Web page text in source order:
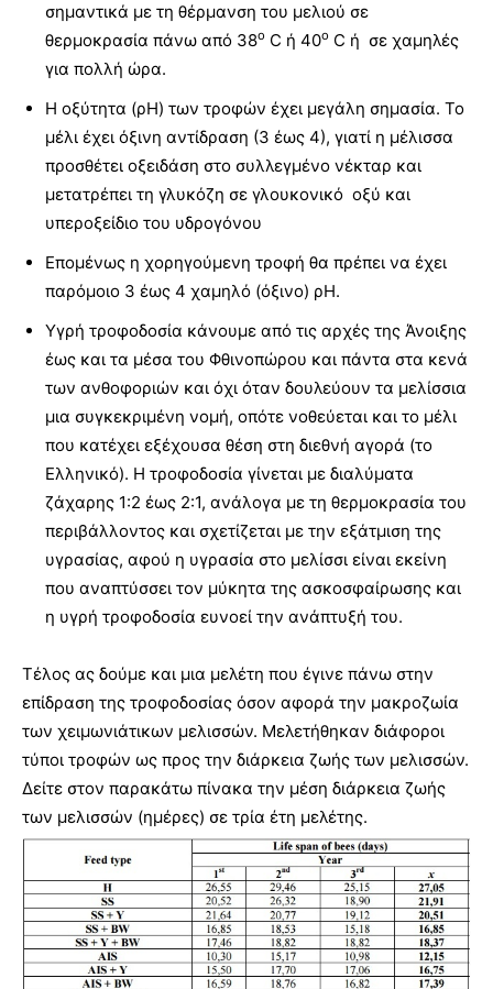
σημαντικά με τη θέρμανση του μελιού σε
θερμοκρασία πάνω από 38ο C ή 40ο C ή σε χαμηλές
για πολλή ώρα.
Η οξύτητα (ρΗ) των τροφών έχει μεγάλη σημασία. Το
μέλι έχει όξινη αντίδραση (3 έως 4), γιατί η μέλισσα
προσθέτει οξειδάση στο συλλεγμένο νέκταρ και
μετατρέπει τη γλυκόζη σε γλουκονικό οξύ και
υπεροξείδιο του υδρογόνου
Επομένως η χορηγούμενη τροφή θα πρέπει να έχει
παρόμοιο 3 έως 4 χαμηλό (όξινο) ρΗ.
Υγρή τροφοδοσία κάνουμε από τις αρχές της Άνοιξης
έως και τα μέσα του Φθινοπώρου και πάντα στα κενά
των ανθοφοριών και όχι όταν δουλεύουν τα μελίσσια
μια συγκεκριμένη νομή, οπότε νοθεύεται και το μέλι
που κατέχει εξέχουσα θέση στη διεθνή αγορά (το
Ελληνικό). Η τροφοδοσία γίνεται με διαλύματα
ζάχαρης 1:2 έως 2:1, ανάλογα με τη θερμοκρασία του
περιβάλλοντος και σχετίζεται με την εξάτμιση της
υγρασίας, αφού η υγρασία στο μελίσσι είναι εκείνη
που αναπτύσσει τον μύκητα της ασκοσφαίρωσης και
η υγρή τροφοδοσία ευνοεί την ανάπτυξή του.
Τέλος ας δούμε και μια μελέτη που έγινε πάνω στην
επίδραση της τροφοδοσίας όσον αφορά την μακροζωία
των χειμωνιάτικων μελισσών. Μελετήθηκαν διάφοροι
τύποι τροφών ως προς την διάρκεια ζωής των μελισσών.
Δείτε στον παρακάτω πίνακα την μέση διάρκεια ζωής
των μελισσών (ημέρες) σε τρία έτη μελέτης.